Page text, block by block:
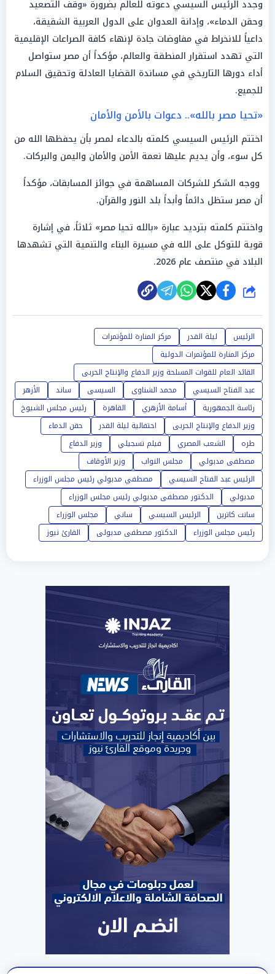
وجدد الرئيس السيسي دعوته للعالم بضرورة «وقف التصعيد
وحقن الدماء»، وإدانة العدوان على الدول العربية الشقيقة،
داعياً للانخراط في مفاوضات جادة لإنهاء كافة الصراعات الإقليمية
التي تهدد استقرار المنطقة والعالم، مؤكداً أن مصر ستواصل
أداء دورها التاريخي في مساندة القضايا العادلة وتحقيق السلام
للجميع.
«تحيا مصر بالله».. دعوات بالأمن والأمان
اختتم الرئيس السيسي كلمته بالدعاء لمصر بأن يحفظها الله من
كل سوء، وأن يديم عليها نعمة الأمن والأمان واليمن والبركات.
ووجه الشكر للشركات المساهمة في جوائز المسابقات، مؤكداً
أن مصر ستظل دائماً وأبداً بلد النور والقرآن.
واختتم كلمته بترديد عبارة «بالله تحيا مصر» ثلاثاً، في إشارة
قوية للتوكل على الله في مسيرة البناء والتنمية التي تشهدها
البلاد في منتصف عام 2026.
شارك
الرئيس ليلة القدر
مركز المنارة للمؤتمرات
مركز المنارة للمؤتمرات الدولية
القائد العام للقوات المسلحة وزير الدفاع والإنتاج الحربى
عبد الفتاح السيسي
محمد الشناوى السيسى ساند
الأزهر
رئاسة الجمهورية
أسامة الأزهري القاهرة
رئيس مجلس الشيوخ
وزير الدفاع والإنتاج الحربى
احتفالية ليلة القدر
حقن الدماء
طره
الشعب المصري فيلم تسجيلي
وزير الدفاع
مصطفى مدبولي
مجلس النواب
وزير الأوقاف
الرئيس عبد الفتاح السيسي
مصطفي مدبولي رئيس مجلس الوزراء
مدبولي
الدكتور مصطفى مدبولي رئيس مجلس الوزراء
سانت كاترين
الرئيس السيسي ساني
مجلس الوزراء
رئيس مجلس الوزراء
الدكتور مصطفى مدبولى القارئ نيوز